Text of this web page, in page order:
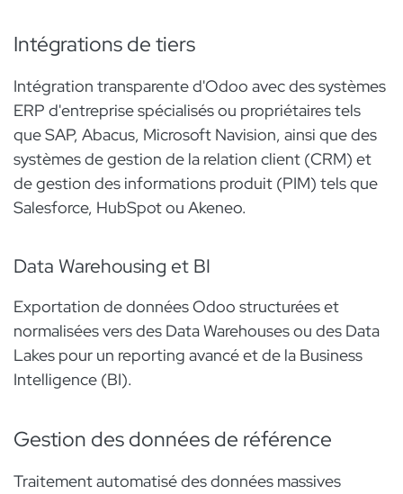
Intégrations de tiers
Intégration transparente d'Odoo avec des systèmes
ERP d'entreprise spécialisés ou propriétaires tels
que SAP, Abacus, Microsoft Navision, ainsi que des
systèmes de gestion de la relation client (CRM) et
de gestion des informations produit (PIM) tels que
Salesforce, HubSpot ou Akeneo.
Data Warehousing et BI
Exportation de données Odoo structurées et
normalisées vers des Data Warehouses ou des Data
Lakes pour un reporting avancé et de la Business
Intelligence (BI). ​
Gestion des données de référence
Traitement automatisé des données massives